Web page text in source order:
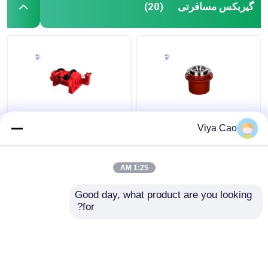
گیربکس مسافرتی (20)
مکانیسم حرکت گیربکس
Viya Cao
1:25 AM
Good day, what product are you looking
for?